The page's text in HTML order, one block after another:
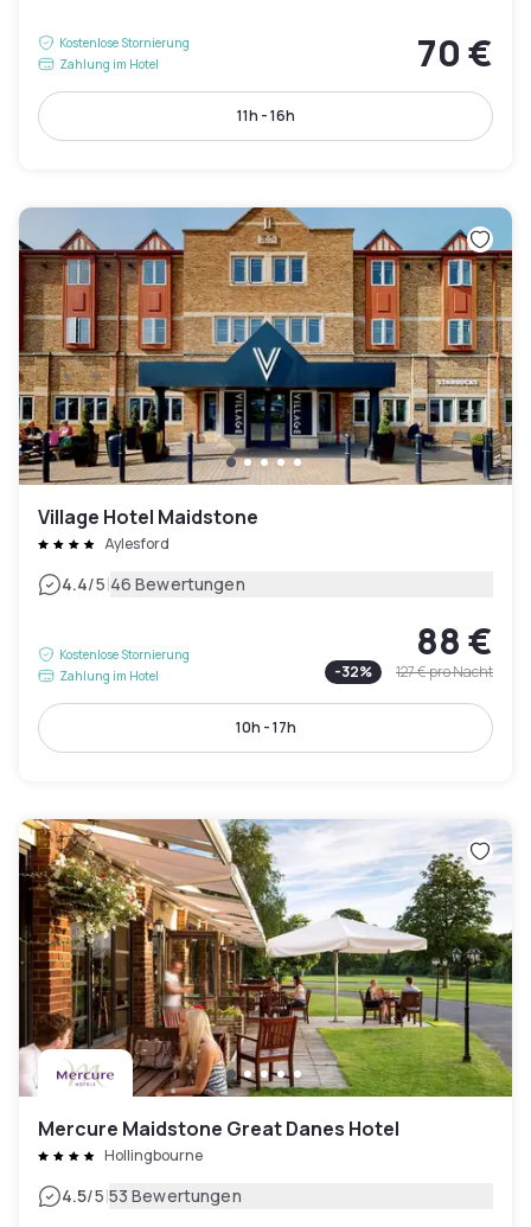
Kostenlose Stornierung
Zahlung im Hotel
70 €
11h - 16h
Village Hotel Maidstone
Aylesford
4.4/5|46 Bewertungen
Kostenlose Stornierung
Zahlung im Hotel
88 €
-32% 127 €pro Nacht
10h - 17h
Mercure Maidstone Great Danes Hotel
Hollingbourne
4.5/5|53 Bewertungen